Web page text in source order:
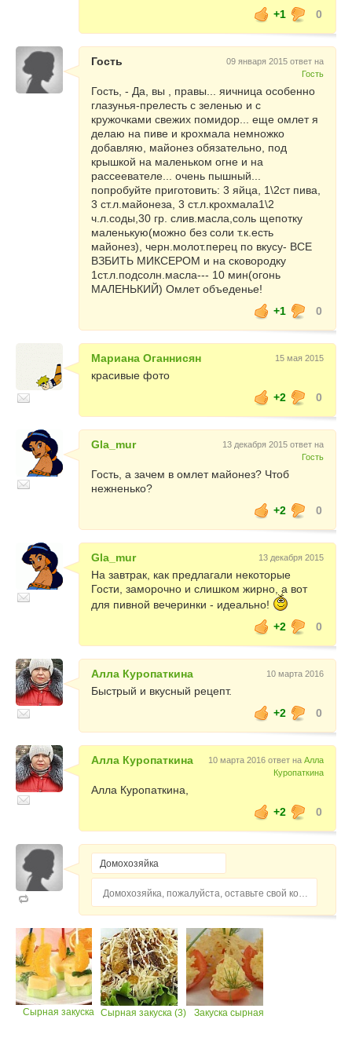
+1
0
Гость
09 января 2015 ответ на
Гость
Гость, - Да, вы , правы... яичница особенно
глазунья-прелесть с зеленью и с
кружочками свежих помидор... еще омлет я
делаю на пиве и крохмала немножко
добавляю, майонез обязательно, под
крышкой на маленьком огне и на
рассеевателе... очень пышный...
попробуйте приготовить: 3 яйца, 1\2ст пива,
3 ст.л.майонеза, 3 ст.л.крохмала1\2
ч.л.соды,30 гр. слив.масла,соль щепотку
маленькую(можно без соли т.к.есть
майонез), черн.молот.перец по вкусу- ВСЕ
ВЗБИТЬ МИКСЕРОМ и на сковородку
1ст.л.подсолн.масла--- 10 мин(огонь
МАЛЕНЬКИЙ) Омлет объеденье!
+1
0
Мариана Оганнисян 15 мая 2015
красивые фото
+2
0
Gla_mur
13 декабря 2015 ответ на
Гость
Гость, а зачем в омлет майонез? Чтоб
нежненько?
+2
0
Gla_mur 13 декабря 2015
На завтрак, как предлагали некоторые
Гости, заморочно и слишком жирно, а вот
для пивной вечеринки - идеально!
+2
0
Алла Куропаткина 10 марта 2016
Быстрый и вкусный рецепт.
+2
0
Алла Куропаткина 10 марта 2016 ответ на Алла
Куропаткина
Алла Куропаткина,
+2
0
Домохозяйка, пожалуйста, оставьте свой комментарий...
Сырная закуска Сырная закуска (3) Закуска сырная